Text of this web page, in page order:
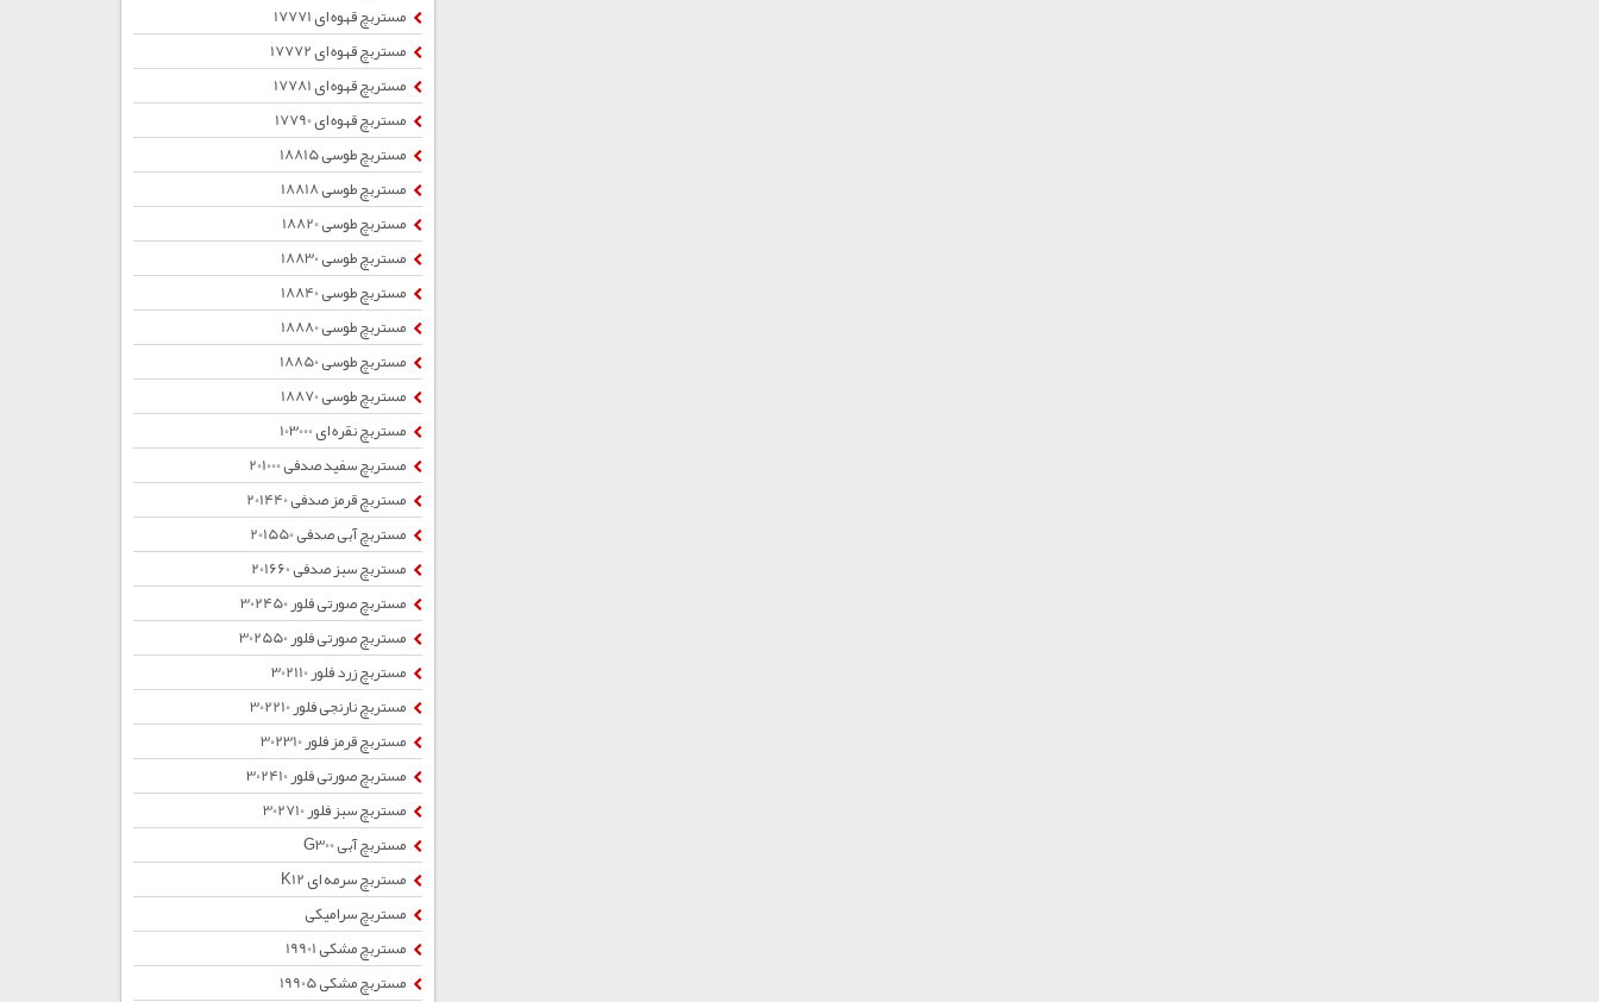
مستربچ قهوه ای 17771
مستربچ قهوه ای 17772
مستربچ قهوه ای 17781
مستربچ قهوه ای 17790
مستربچ طوسی 18815
مستربچ طوسی 18818
مستربچ طوسی 18820
مستربچ طوسی 18830
مستربچ طوسی 18840
مستربچ طوسی 18880
مستربچ طوسی 18850
مستربچ طوسی 18870
مستربچ نقره ای 103000
مستربچ سفید صدفی 201000
مستربچ قرمز صدفی 201440
مستربچ آبی صدفی 201550
مستربچ سبز صدفی 201660
مستربچ صورتی فلور 302450
مستربچ صورتی فلور 302550
مستربچ زرد فلور 302110
مستربچ نارنجی فلور 302210
مستربچ قرمز فلور 302310
مستربچ صورتی فلور 302410
مستربچ سبز فلور 302710
مستربچ آبی G300
مستربچ سرمه ای K12
مستربچ سرامیکی
مستربچ مشکی 19901
مستربچ مشکی 19905